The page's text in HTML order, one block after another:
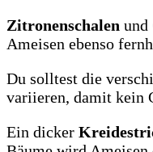
Zitronenschalen und
Ameisen ebenso
Du solltest die
variieren, damit kein
Ein dicker